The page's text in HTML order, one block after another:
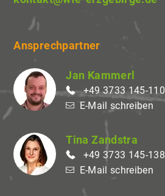
Ansprechpartner
Jan Kammerl
+49 3733 145-110
E-Mail schreiben
Tina Zandstra
+49 3733 145-138
E-Mail schreiben